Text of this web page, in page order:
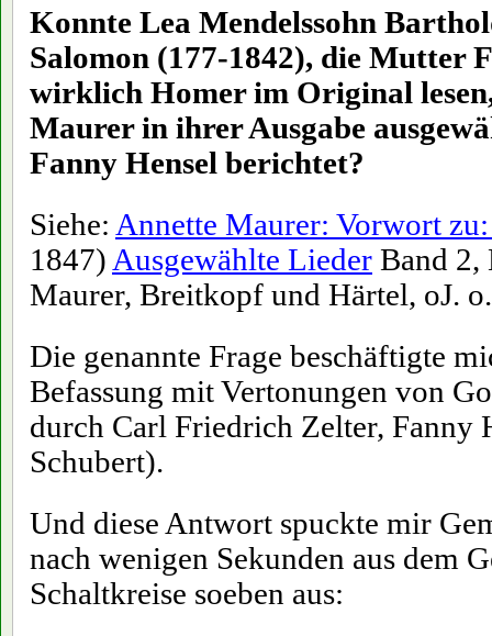
Konnte Lea Mendelssohn
Salomon (177-1842), die Mutter
wirklich Homer im Original
Maurer in ihrer Ausgabe
Fanny Hensel berichtet?
Siehe: Annette Maurer: Vorwort
1847)Ausgewählte Lieder Band 2,
Maurer, Breitkopf und Härtel, oJ.
Die genannte Frage beschäftigte
Befassung mit Vertonungen von
durch Carl Friedrich Zelter, Fanny
Schubert).
Und diese Antwort spuckte mir
nach wenigen Sekunden aus dem
Schaltkreise soeben aus: